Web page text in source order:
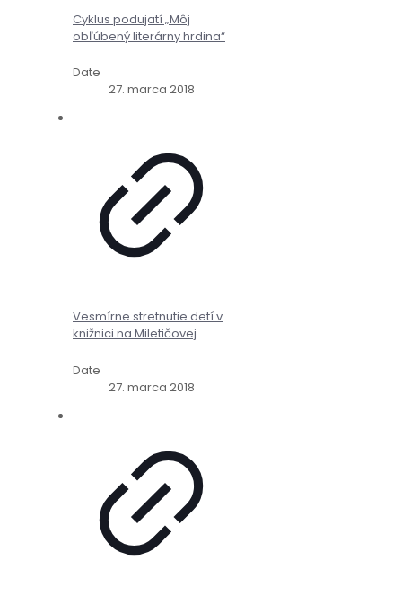
Cyklus podujatí „Môj
obľúbený literárny hrdina“
Date
27. marca 2018
Vesmírne stretnutie detí v
knižnici na Miletičovej
Date
27. marca 2018